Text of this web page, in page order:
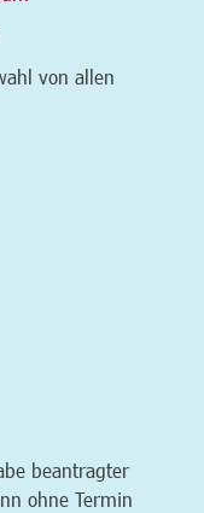
von allen
beantragter
ohne Termin